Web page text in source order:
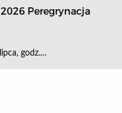
Peregrynacja
godz.…